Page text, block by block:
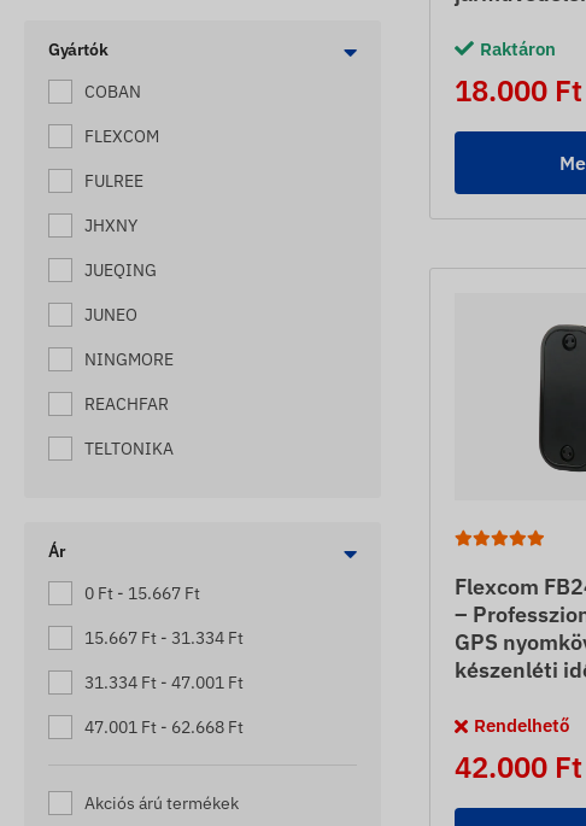
LÓ NYOMKÖVETŐK
MACSKA NYOMKÖVETŐK
MÉHKAPTÁR NYOMKÖVETŐK
MEZŐGAZDASÁGI NYOMKÖVETŐK
MOTOR NYOMKÖVETŐK
MUNKAGÉP NYOMKÖVETŐK
PÓTKOCSI NYOMKÖVETŐK
RAKLAP NYOMKÖVETŐK
ROLLER NYOMKÖVETŐK
SOS SEGÉLYKÉRŐK NYOMKÖVETŐ
UTÁNFUTÓ NYOMKÖVETŐK
VILLANYPÁSZTOR NYOMKÖVETŐK
VONTATÓ NYOMKÖVETŐK
Gyártók
COBAN
FLEXCOM
FULREE
JHXNY
JUEQING
JUNEO
NINGMORE
REACHFAR
TELTONIKA
Ár
0 Ft - 15.667 Ft
15.667 Ft - 31.334 Ft
31.334 Ft - 47.001 Ft
47.001 Ft - 62.668 Ft
Akciós árú termékek
Raktáron
18.000 Ft
Flexcom
–
GPS
készenléti
Rendelhető
42.000 Ft